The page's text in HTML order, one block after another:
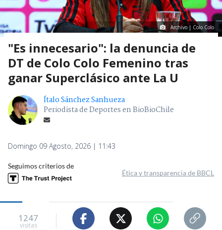
Archivo | Colo Colo
"Es innecesario": la denuncia de
DT de Colo Colo Femenino tras
ganar Superclásico ante La U
Ítalo Sánchez Sanhueza
Periodista de Deportes en BioBioChile
Domingo 09 Agosto, 2026 | 11:43
Seguimos criterios de
Ética y transparencia de BBCL
1247
visitas